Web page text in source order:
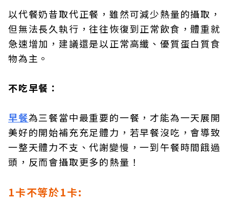
以代餐奶昔取代正餐，雖然可減少熱量的攝取，
但無法長久執行，往往恢復到正常飲食，體重就
急速增加，建議還是以正常高纖、優質蛋白質食
物為主。
不吃早餐：
早餐為三餐當中最重要的一餐，才能為一天展開
美好的開始補充充足體力，若早餐沒吃，會導致
一整天體力不支、代謝變慢，一到午餐時間餓過
頭，反而會攝取更多的熱量！
1卡不等於1卡: